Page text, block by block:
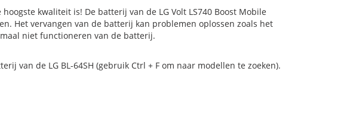
kwaliteit is! De batterij van de LG Volt LS740 Boost Mobile
Het vervangen van de batterij kan problemen oplossen zoals het
niet functioneren van de batterij.
van de LG BL-64SH (gebruik Ctrl + F om naar modellen te zoeken).